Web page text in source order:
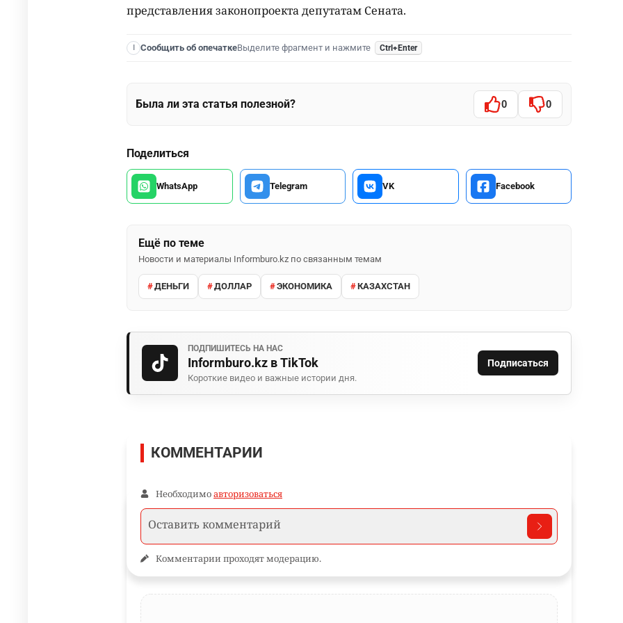
представления законопроекта депутатам Сената.
Сообщить об опечаткеВыделите фрагмент и нажмите Ctrl+Enter
Была ли эта статья полезной? 0 0
Поделиться
WhatsApp Telegram VK Facebook
Ещё по теме
Новости и материалы Informburo.kz по связанным темам
ДЕНЬГИ ДОЛЛАР ЭКОНОМИКА КАЗАХСТАН
ПОДПИШИТЕСЬ НА НАС
Informburo.kz в TikTok
Короткие видео и важные истории дня.
Подписаться
КОММЕНТАРИИ
Необходимоавторизоваться
Комментарии проходят модерацию.